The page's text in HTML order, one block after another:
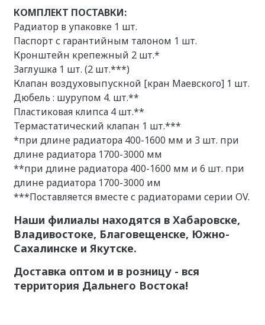
КОМПЛЕКТ ПОСТАВКИ:
Радиатор в упаковке 1 шт.
Паспорт с гарантийным талоном 1 шт.
Кронштейн крепежный 2 шт.*
Заглушка 1 шт. (2 шт.***)
Клапан воздуховыпускной [кран Маевского] 1 шт.
Дюбель : шурупом 4. шт.**
Пластиковая клипса 4 шт.**
Термастатический клапан 1 шт.***
*при длине радиатора 400-1600 мм и 3 шт. при
длине радиатора 1700-3000 мм
**при длине радиатора 400-1600 мм и 6 шт. при
длине радиатора 1700-3000 им
***Поставляется вместе с радиаторами серии OV.
Наши филиалы находятся в Хабаровске,
Владивостоке, Благовещенске, Южно-
Сахалинске и Якутске.
Доставка оптом и в розницу - вся
территория Дальнего Востока!